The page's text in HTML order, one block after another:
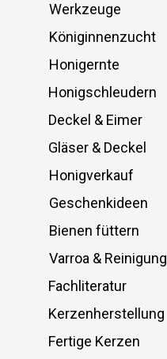
Werkzeuge
Königinnenzucht
Honigernte
Honigschleudern
Deckel & Eimer
Gläser & Deckel
Honigverkauf
Geschenkideen
Bienen füttern
Varroa & Reinigung
Fachliteratur
Kerzenherstellung
Fertige Kerzen